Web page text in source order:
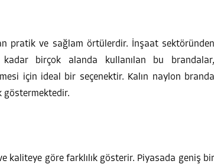
pratik ve sağlam örtülerdir. İnşaat sektöründen
kadar birçok alanda kullanılan bu brandalar,
için ideal bir seçenektir. Kalın naylon branda
göstermektedir.
kaliteye göre farklılık gösterir. Piyasada geniş bir